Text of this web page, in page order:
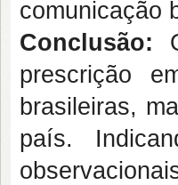
comunicação
Conclusão:
prescrição
brasileiras,
país.